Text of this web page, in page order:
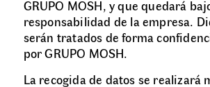
GRUPO MOSH, y que quedará
responsabilidad de la empresa.
serán tratados de forma
por GRUPO MOSH.
La recogida de datos se realizará